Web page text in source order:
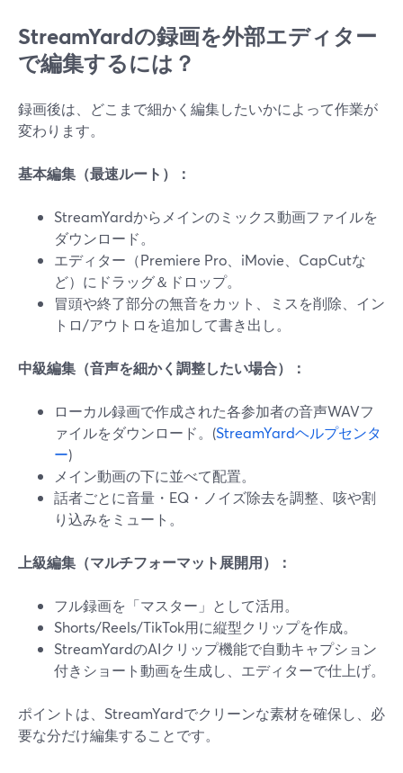
StreamYardの録画を外部エディター
で編集するには？
録画後は、どこまで細かく編集したいかによって作業が
変わります。
基本編集（最速ルート）：
StreamYardからメインのミックス動画ファイルを
ダウンロード。
エディター（Premiere Pro、iMovie、CapCutな
ど）にドラッグ＆ドロップ。
冒頭や終了部分の無音をカット、ミスを削除、イン
トロ/アウトロを追加して書き出し。
中級編集（音声を細かく調整したい場合）：
ローカル録画で作成された各参加者の音声WAVフ
ァイルをダウンロード。(StreamYardヘルプセンタ
ー)
メイン動画の下に並べて配置。
話者ごとに音量・EQ・ノイズ除去を調整、咳や割
り込みをミュート。
上級編集（マルチフォーマット展開用）：
フル録画を「マスター」として活用。
Shorts/Reels/TikTok用に縦型クリップを作成。
StreamYardのAIクリップ機能で自動キャプション
付きショート動画を生成し、エディターで仕上げ。
ポイントは、StreamYardでクリーンな素材を確保し、必
要な分だけ編集することです。